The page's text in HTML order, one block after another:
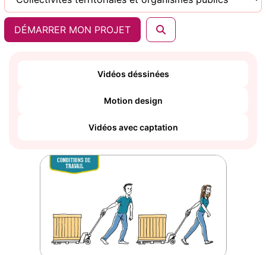
DÉMARRER MON PROJET
Vidéos déssinées
Motion design
Vidéos avec captation